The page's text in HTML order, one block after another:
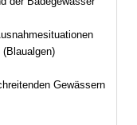
Gewässern